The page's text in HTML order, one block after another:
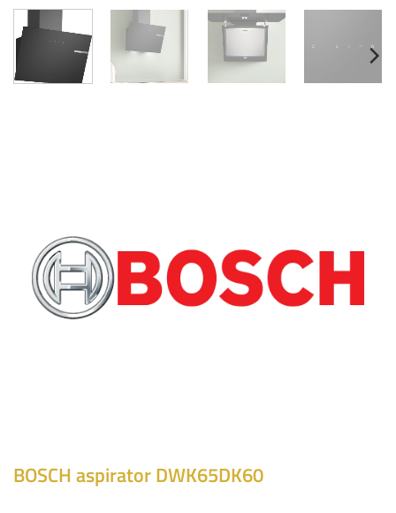
BOSCH aspirator DWK65DK60